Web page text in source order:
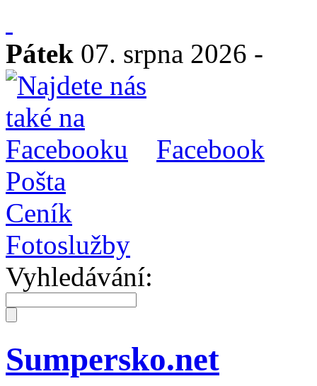
Pátek 07. srpna 2026 -
Facebook
Pošta
Ceník
Fotoslužby
Vyhledávání:
Sumpersko.net